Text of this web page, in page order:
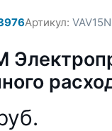
Артикул: